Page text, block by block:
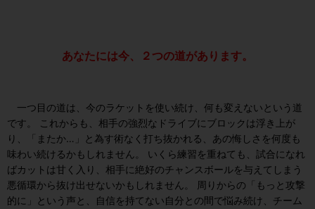
あなたには今、２つの道があります。
一つ目の道は、今のラケットを使い続け、何も変えないという道
です。 これからも、相手の強烈なドライブにブロックは浮き上が
り、「またか…」と為す術なく打ち抜かれる、あの悔しさを何度も
味わい続けるかもしれません。 いくら練習を重ねても、試合になれ
ばカットは甘く入り、相手に絶好のチャンスボールを与えてしまう
悪循環から抜け出せないかもしれません。 周りからの「もっと攻撃
的に」という声と、自信を持てない自分との間で悩み続け、チーム